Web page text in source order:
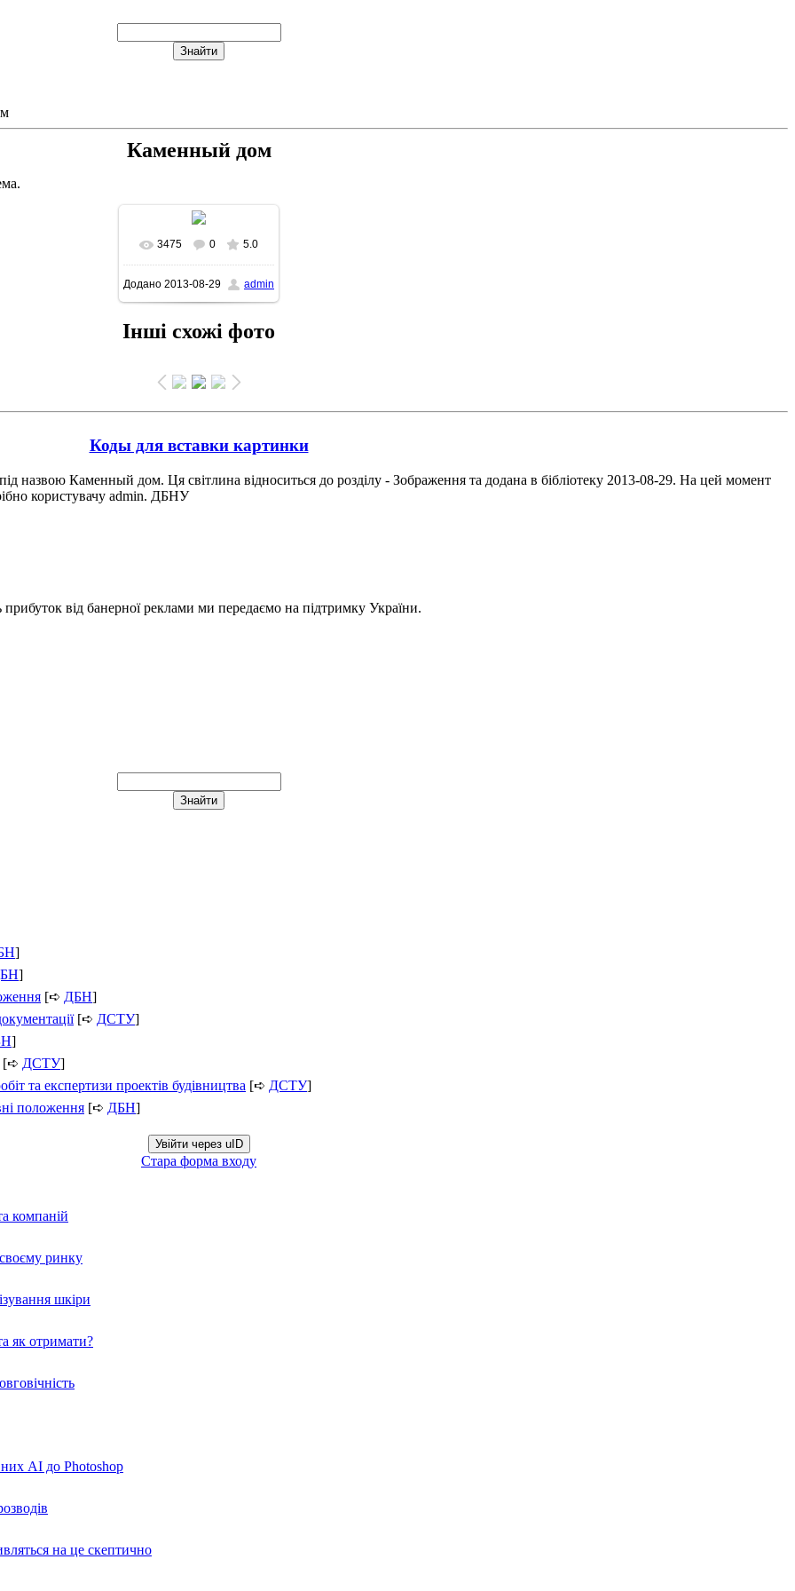
Каменный дом
В реальном размере
598x571/ 104.1Kb
3475 0 5.0
Додано 2013-08-29 admin
Інші схожі фото
Коды для вставки картинки
назвою Каменный дом. Ця світлина відноситься до розділу - Зображення та додана в бібліотеку 2013-08-29. На цей момент
користувачу admin. ДБНУ
прибуток від банерної реклами ми передаємо на підтримку України.
]
]
[➪ ДБН]
[➪ ДСТУ]
]
[➪ ДСТУ]
та експертизи проектів будівництва [➪ ДСТУ]
положення [➪ ДБН]
Увійти через uID
Стара форма входу
компаній
своєму ринку
шкіри
як отримати?
AI до Photoshop
на це скептично